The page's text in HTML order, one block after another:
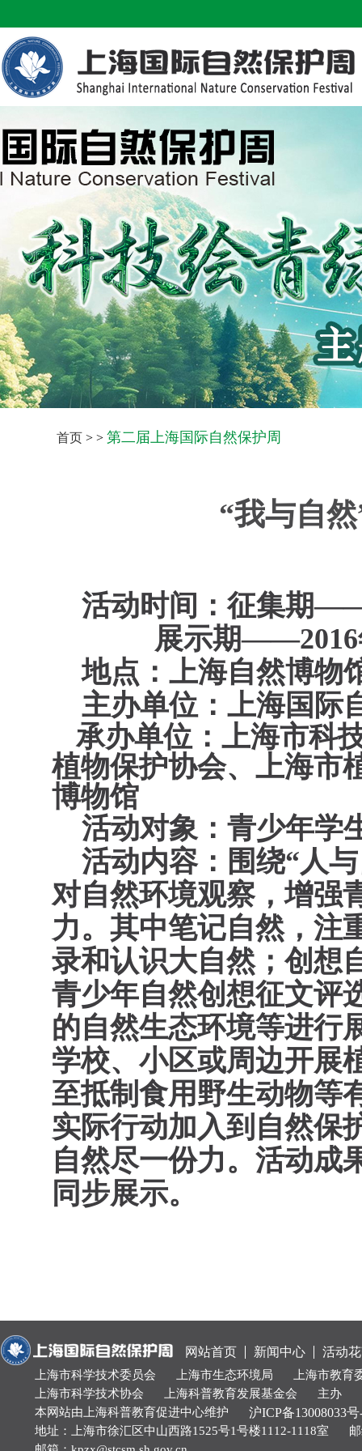
首页 > > 第二届上海国际自然保护周
“我与自
活动时间：征集期
展示期——2016
地点：上海自然博物
主办单位：上海国际
承办单位： 上海市科
植物保护协会、上海市
博物馆
活动对象：青少年学
活动内容：围绕“人
对自然环境观察，增强
力。其中笔记自然，注
录和认识大自然；创想
青少年自然创想征文评
的自然生态环境等进行
学校、小区或周边开展
至抵制食用野生动物等
实际行动加入到自然保
自然尽一份力。活动成
同步展示。
网站首页 新闻中心 活动
上海市科学技术委员会 上海市生态环境局
上海市教育
上海市科学技术协会
上海科普教育发展基金会
主办
本网站由上海科普教育促进中心维护
沪ICP备13008033号
地址：上海市徐汇区中山西路1525号1号楼1112-1118室